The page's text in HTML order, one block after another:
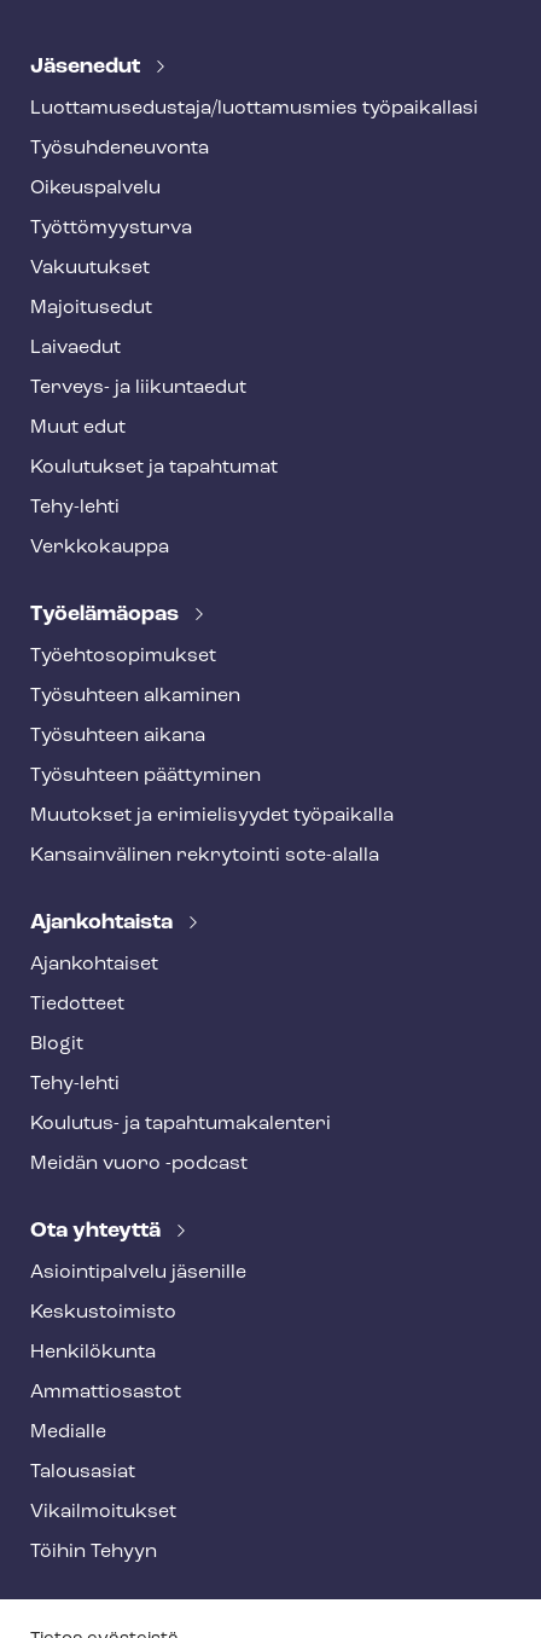
e
f
o
o
t
e
Jäsenedut
Luot­ta­muse­dus­ta­ja/luottamusmies työpaikallasi
Työ­suh­de­neu­von­ta
Oikeuspalvelu
Työt­tö­myys­tur­va
Vakuutukset
Majoitusedut
Laivaedut
Terveys- ja liikuntaedut
Muut edut
Koulutukset ja tapahtumat
Tehy-lehti
Verkkokauppa
Työelämäopas
Työ­eh­to­so­pi­muk­set
Työsuhteen alkaminen
Työsuhteen aikana
Työsuhteen päättyminen
Muutokset ja erimielisyydet työpaikalla
Kansainvälinen rekrytointi sote-alalla
Ajankohtaista
Ajankohtaiset
Tiedotteet
Blogit
Tehy-lehti
Koulutus- ja ta­pah­tu­ma­ka­len­te­ri
Meidän vuoro -podcast
Ota yhteyttä
Asioin­ti­pal­ve­lu jäsenille
Keskustoimisto
Henkilökunta
Ammattiosastot
Medialle
Talousasiat
Vi­kail­moi­tuk­set
Töihin Tehyyn